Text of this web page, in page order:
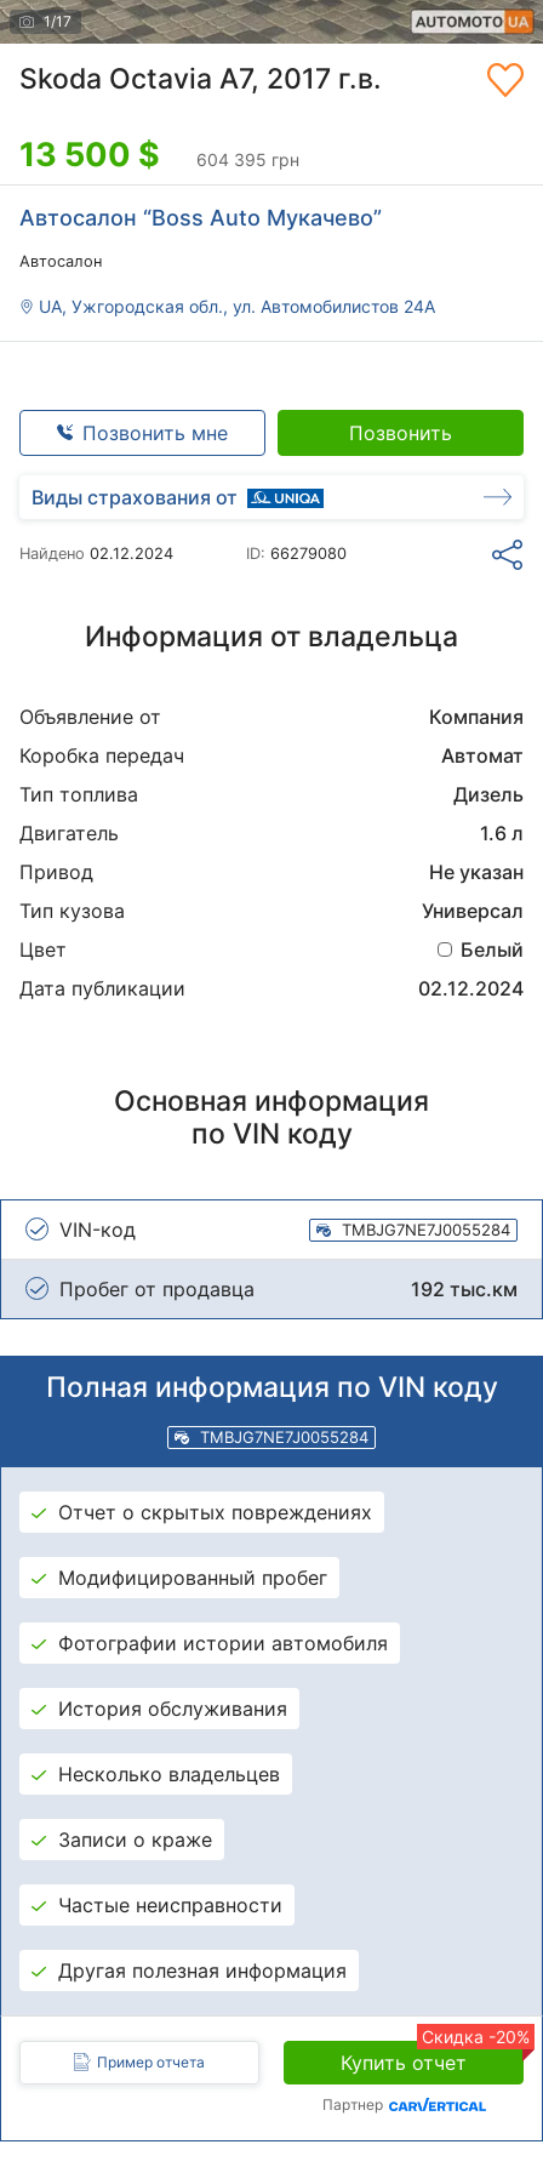
1/17
Skoda Octavia A7, 2017 г.в.
13 500 $ 604 395 грн
Автосалон “Boss Auto Мукачево”
Автосалон
UA, Ужгородская обл., ул. Автомобилистов 24А
Позвонить мне Позвонить
Виды страхования от
Найдено 02.12.2024 ID: 66279080
Информация от владельца
Объявление от
Компания
Коробка передач
Автомат
Тип топлива
Дизель
Двигатель
1.6 л
Привод
Не указан
Тип кузова
Универсал
Цвет
Белый
Дата публикации
02.12.2024
Основная информация
по VIN коду
VIN-код TMBJG7NE7J0055284
Пробег от продавца 192 тыс.км
Полная информация по VIN коду
TMBJG7NE7J0055284
Отчет о скрытых повреждениях
Модифицированный пробег
Фотографии истории автомобиля
История обслуживания
Несколько владельцев
Записи о краже
Частые неисправности
Другая полезная информация
Пример отчета
Скидка -20%
Купить отчет
Партнер